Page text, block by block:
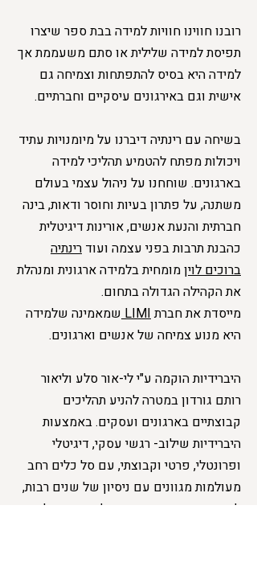
רובנו חווינו חוויות למידה בבת ספר שיצרו
תפיסת למידה שלילית או סתם משעממת אך
למידה היא בסיס להתפתחות וצמיחה גם
אישית וגם באירגונים עיסקיים וחברתיים.
בשיחה עם רינתיה דיברנו על מיומנויות עתיד
ויכולות מפתח להטמיע תהליכי למידה
בארגונים. שוחחנו על ניהול עצמי בעולם
משתנה, על פתרון בעיות וחוסר ודאות, בינה
חברתית והנעת אנשים, אורינות דיגיטלית
כהבנת תרבות בפני עצמה ועוד רינתיה
ברוכים לויןמומחית בלמידה ארגונית ומנהלת
את הקהילה הגדולה בתחום.
מייסדת את חברתLIMI שמאמינה שלמידה
היא מנוע צמיחה של אנשים וארגונים.
היברידיות ⁠⁠⁠⁠⁠הוקמה ע"י לי-אור סלע וליאור
רותם גורדון במטרה להניע תהליכים
קבוצתיים בארגונים ועסקים. באמצעות
היברידיות שילוב- רגשי עסקי, דיגיטלי
ופרונטלי, פרטי וקבוצתי, עם סל כלים רחב
מעולמות מגוונים עם ניסיון של שנים רבות,
לקוחות מגוונים, והכשרות למאות מנהלים